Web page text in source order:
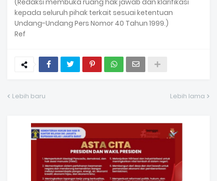
(Redaksi membuka ruang hak jawab dan klarifikasi
kepada seluruh pihak terkait sesuai ketentuan
Undang-Undang Pers Nomor 40 Tahun 1999.)
Ref
Lebih baru Lebih lama